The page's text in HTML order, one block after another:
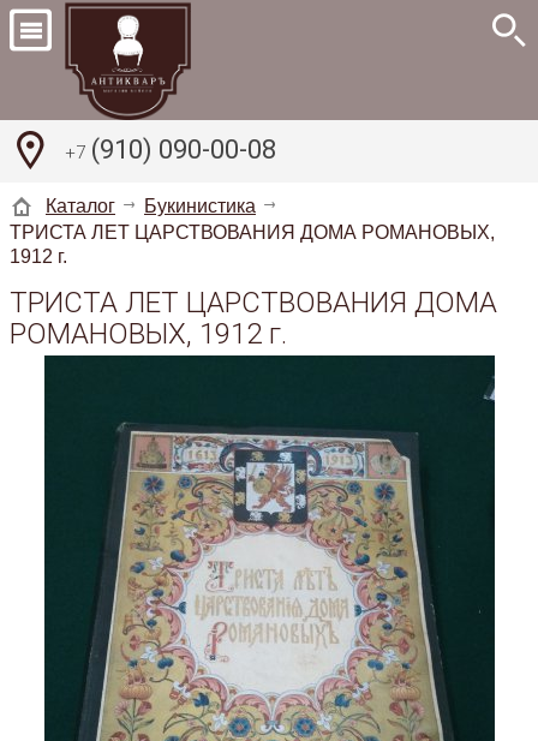
+7 (910) 090-00-08
Каталог
Букинистика
ТРИСТА ЛЕТ ЦАРСТВОВАНИЯ ДОМА РОМАНОВЫХ,
1912 г.
ТРИСТА ЛЕТ ЦАРСТВОВАНИЯ ДОМА
РОМАНОВЫХ, 1912 г.